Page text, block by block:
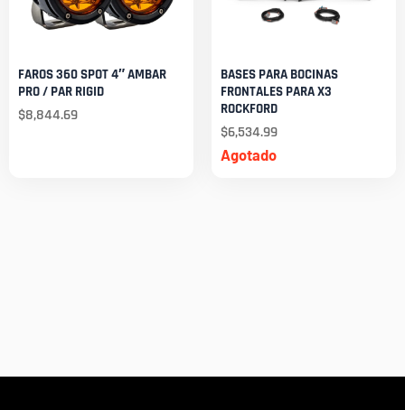
FAROS 360 SPOT 4″ AMBAR
PRO / PAR RIGID
$8,844.69
Agotado
BASES PARA BOCINAS
FRONTALES PARA X3
ROCKFORD
$6,534.99